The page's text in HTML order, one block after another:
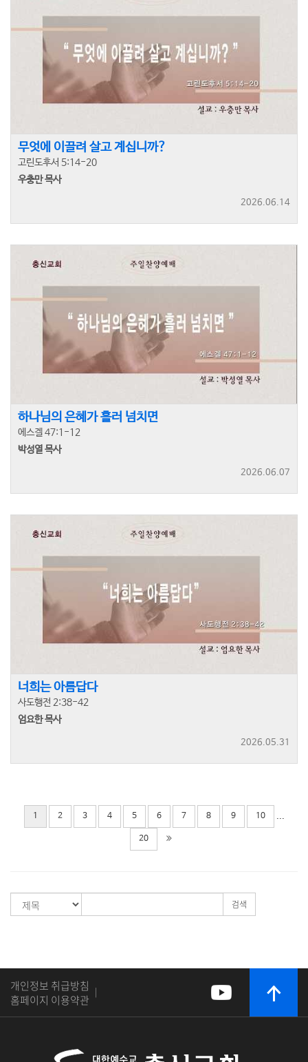
무엇에 이끌려 살고 계십니까?
고린도후서 5:14-20
우충만 목사
2026.06.14
하나님의 은혜가 흘러 넘치면
에스겔 47:1-12
박성열 목사
2026.06.07
너희는 아름답다
사도행전 2:38-42
엄요한 목사
2026.05.31
1 2 3 4 5 6 7 8 9 10 ...
20
검색
개인정보 취급방침 |
홈페이지 이용약관